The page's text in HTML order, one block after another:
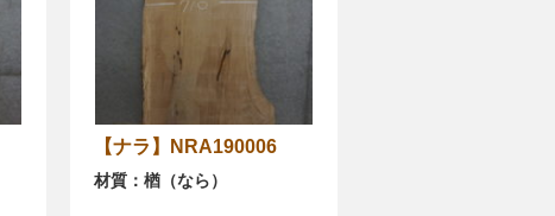
【ナラ】NRA190006
材質：楢（なら）